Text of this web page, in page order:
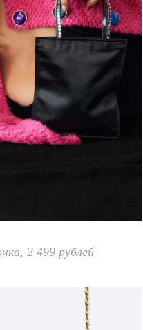
2 499 рублей